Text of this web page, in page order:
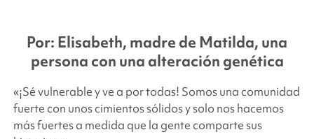
Por: Elisabeth, madre de Matilda, una
persona con una alteración genética
«¡Sé vulnerable y ve a por todas! Somos una comunidad
fuerte con unos cimientos sólidos y solo nos hacemos
más fuertes a medida que la gente comparte sus